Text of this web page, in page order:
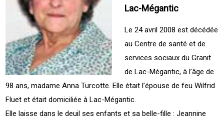
Lac-Mégantic
Le 24 avril 2008 est décédée
au Centre de santé et de
services sociaux du Granit
de Lac-Mégantic, à l’âge de
98 ans, madame Anna Turcotte. Elle était l’épouse de feu Wilfrid
Fluet et était domiciliée à Lac-Mégantic.
Elle laisse dans le deuil ses enfants et sa belle-fille : Jeannine